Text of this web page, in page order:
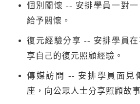
個別關懷 -- 安排學員一對
給予關懷。
復元經驗分享 -- 安排學員
享自己的復元照顧經驗。
傳媒訪問 -- 安排學員面見
座，向公眾人士分享照顧故事